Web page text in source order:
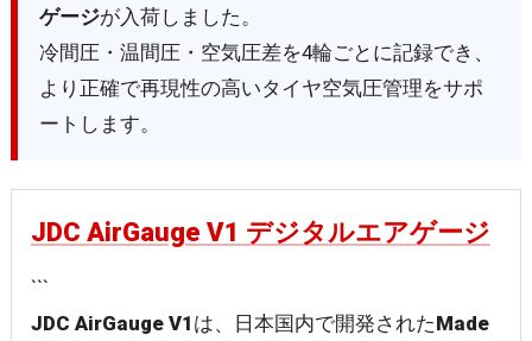
ゲージが入荷しました。
冷間圧・温間圧・空気圧差を4輪ごとに記録でき、
より正確で再現性の高いタイヤ空気圧管理をサポ
ートします。
JDC AirGauge V1 デジタルエアゲージ
```
JDC AirGauge V1 は、日本国内で開発されたMade